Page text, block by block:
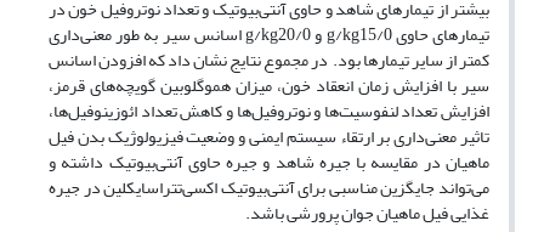
بیشتر از تیمارهای شاهد و حاوی آنتی‌بیوتیک و تعداد نوتروفیل خون در
تیمارهای حاوی g/kg15/0 و g/kg20/0 اسانس سیر به طور معنی‌داری
کمتر از سایر تیمارها بود. ‌ ‌در مجموع نتایج نشان داد که افزودن اسانس
سیر با افزایش زمان انعقاد خون، میزان هموگلوبین گویچه‌های قرمز،
افزایش تعداد لنفوسیت‌ها و نوتروفیل‌ها و کاهش تعداد ائوزینوفیل‌ها،
تاثیر معنی‌داری بر ارتقاء سیستم ایمنی و وضعیت فیزیولوژیک بدن فیل
ماهیان در مقایسه با جیره شاهد و جیره حاوی آنتی‌بیوتیک داشته و
می‌تواند جایگزین مناسبی برای آنتی‌بیوتیک اکسی‌تتراسایکلین در جیره
غذایی فیل ماهیان جوان پرورشی باشد. ‌‌ ‌